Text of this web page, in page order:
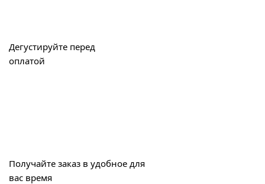
Дегустируйте перед
оплатой
Получайте заказ в удобное для
вас время